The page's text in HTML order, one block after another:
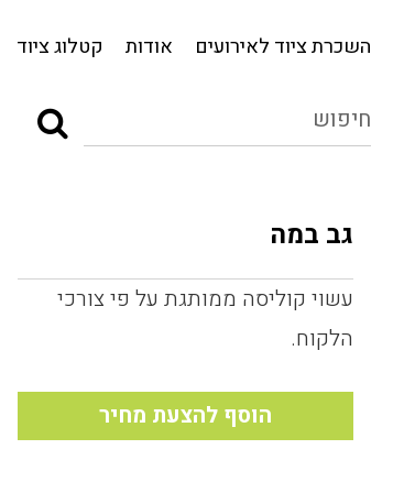
השכרת ציוד לאירועים אודות קטלוג ציוד השכרת ציוד לאירועים אודות
גב במה
עשוי קוליסה ממותגת על פי צורכי
הלקוח.
הוסף להצעת מחיר